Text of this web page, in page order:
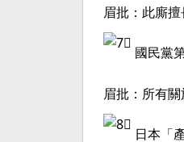
眉批：此廝
國民黨
眉批：所有
日本「